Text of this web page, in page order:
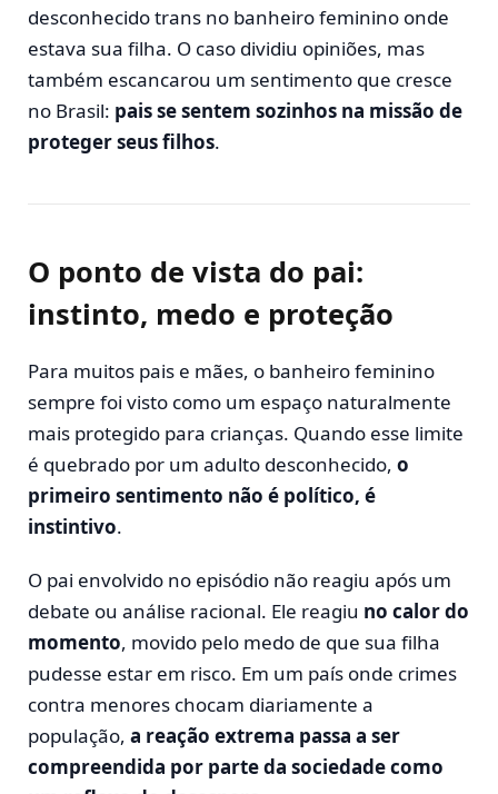
desconhecido trans no banheiro feminino onde
estava sua filha. O caso dividiu opiniões, mas
também escancarou um sentimento que cresce
no Brasil: pais se sentem sozinhos na missão de
proteger seus filhos.
O ponto de vista do pai:
instinto, medo e proteção
Para muitos pais e mães, o banheiro feminino
sempre foi visto como um espaço naturalmente
mais protegido para crianças. Quando esse limite
é quebrado por um adulto desconhecido, o
primeiro sentimento não é político, é
instintivo.
O pai envolvido no episódio não reagiu após um
debate ou análise racional. Ele reagiu no calor do
momento, movido pelo medo de que sua filha
pudesse estar em risco. Em um país onde crimes
contra menores chocam diariamente a
população, a reação extrema passa a ser
compreendida por parte da sociedade como